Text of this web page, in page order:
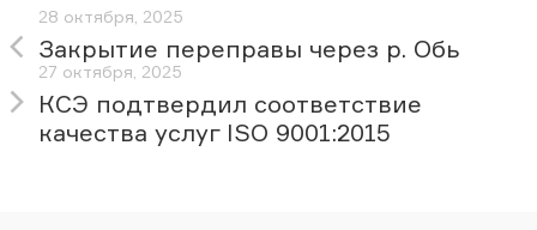
28 октября, 2025
Закрытие переправы через р. Обь
27 октября, 2025
КСЭ подтвердил соответствие
качества услуг ISO 9001:2015